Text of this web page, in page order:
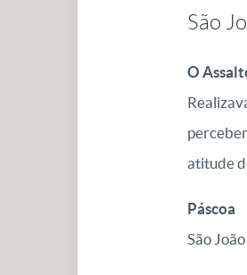
São
O
atitude
Páscoa
São